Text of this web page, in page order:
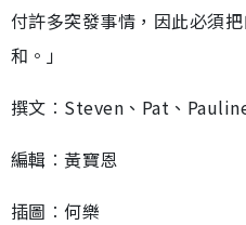
付許多突發事情，因此必須
和。」
撰文︰Steven、Pat、
編輯︰黃寶恩
插圖︰何樂